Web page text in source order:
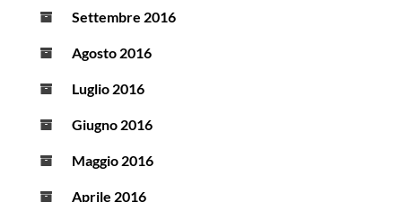
Settembre 2016
Agosto 2016
Luglio 2016
Giugno 2016
Maggio 2016
Aprile 2016